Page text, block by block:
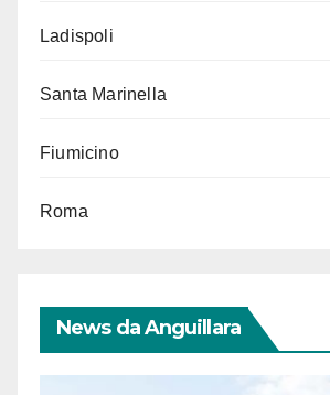
Ladispoli
Santa Marinella
Fiumicino
Roma
News da Anguillara